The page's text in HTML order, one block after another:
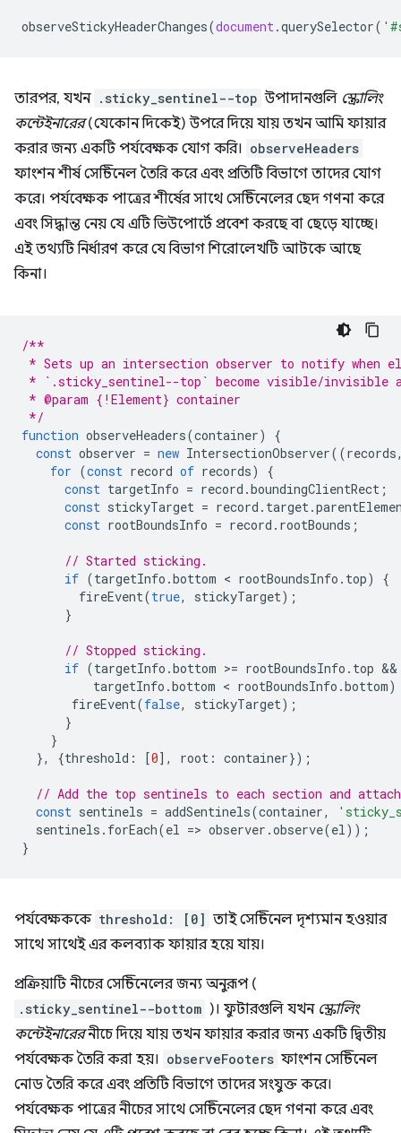
observeStickyHeaderChanges(document .querySelector(
তারপর, যখন .sticky_sentinel--top উপাদানগুলি স্ক্রোলিং
কন্টেইনারের(যেকোন দিকেই) উপরে দিয়ে যায় তখন আমি ফায়ার
করার জন্য একটি পর্যবেক্ষক যোগ করি। observeHeaders
ফাংশন শীর্ষ সেন্টিনেল তৈরি করে এবং প্রতিটি বিভাগে তাদের যোগ
করে। পর্যবেক্ষক পাত্রের শীর্ষের সাথে সেন্টিনেলের ছেদ গণনা করে
এবং সিদ্ধান্ত নেয় যে এটি ভিউপোর্টে প্রবেশ করছে বা ছেড়ে যাচ্ছে।
এই তথ্যটি নির্ধারণ করে যে বিভাগ শিরোলেখটি আটকে আছে
কিনা।
/**
* Sets up an intersection observer to notify when
* `.sticky_sentinel--top` become visible/invisible
* @param {!Element} container
*/
function observeHeaders(container)
{
const observer = new IntersectionObserver((records
for (const record of records)
{
const targetInfo = record .boundingClientRect ;
const stickyTarget = record . target .
const rootBoundsInfo = record . rootBounds ;
// Started sticking.
if (targetInfo .bottom < rootBoundsInfo . top)
{
fireEvent(true, stickyTarget);
}
// Stopped sticking.
if (targetInfo .bottom >= rootBoundsInfo . top
targetInfo .bottom < rootBoundsInfo .bottom)
fireEvent(false, stickyTarget);
}
}
},
{threshold : [0], root : container});
// Add the top sentinels to each section and
const sentinels = addSentinels(container,
sentinels . forEach(el => observer .observe(el ));
}
পর্যবেক্ষককে threshold: [0] তাই সেন্টিনেল দৃশ্যমান হওয়ার
সাথে সাথেই এর কলব্যাক ফায়ার হয়ে যায়।
প্রক্রিয়াটি নীচের সেন্টিনেলের জন্য অনুরূপ (
.sticky_sentinel--bottom )। ফুটারগুলি যখন স্ক্রোলিং
কন্টেইনারেরনীচে দিয়ে যায় তখন ফায়ার করার জন্য একটি দ্বিতীয়
পর্যবেক্ষক তৈরি করা হয়। observeFooters ফাংশন সেন্টিনেল
নোড তৈরি করে এবং প্রতিটি বিভাগে তাদের সংযুক্ত করে।
পর্যবেক্ষক পাত্রের নীচের সাথে সেন্টিনেলের ছেদ গণনা করে এবং